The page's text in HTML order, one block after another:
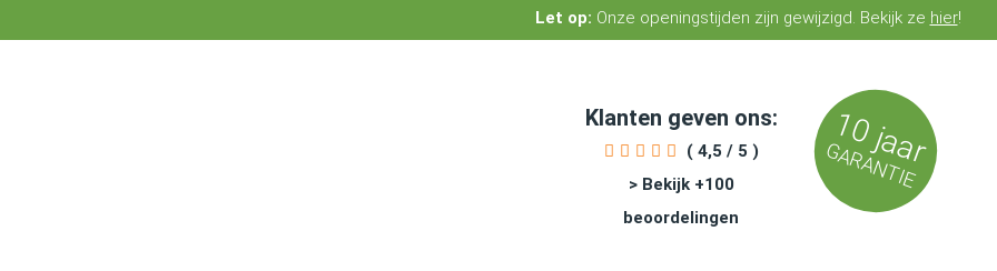
Let op: Onze openingstijden zijn gewijzigd. Bekijk ze hier!
Klanten geven ons:
( 4,5 / 5 )
> Bekijk +100
beoordelingen
10 jaar
GARANTIE